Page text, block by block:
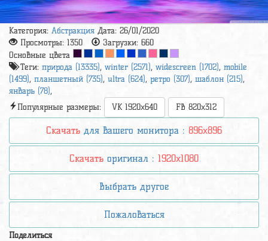
Категория: Абстракция Дата: 26/01/2020
Просмотры: 1350 Загрузки: 660
Основные цвета
Теги: природа (13335), winter (2571), widescreen (1702), mobile
(1499), планшетный (735), ultra (624), ретро (307), шаблон (215),
январь (78),
Популярные размеры:
VK 1920x640 FB 820x312
Скачать для вашего монитора : 896x896
Скачать оригинал : 1920x1080
Выбрать другое
Пожаловаться
Поделиться